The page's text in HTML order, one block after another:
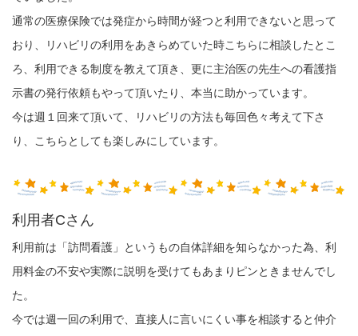
通常の医療保険では発症から時間が経つと利用できないと思って
おり、リハビリの利用をあきらめていた時こちらに相談したとこ
ろ、利用できる制度を教えて頂き、更に主治医の先生への看護指
示書の発行依頼もやって頂いたり、本当に助かっています。
今は週１回来て頂いて、リハビリの方法も毎回色々考えて下さ
り、こちらとしても楽しみにしています。
利用者Cさん
利用前は「訪問看護」というもの自体詳細を知らなかった為、利
用料金の不安や実際に説明を受けてもあまりピンときませんでし
た。
今では週一回の利用で、直接人に言いにくい事を相談すると仲介